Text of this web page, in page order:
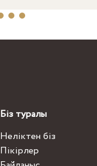
Біз туралы
Неліктен біз
Пікірлер